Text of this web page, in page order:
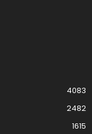
4083
2482
1615